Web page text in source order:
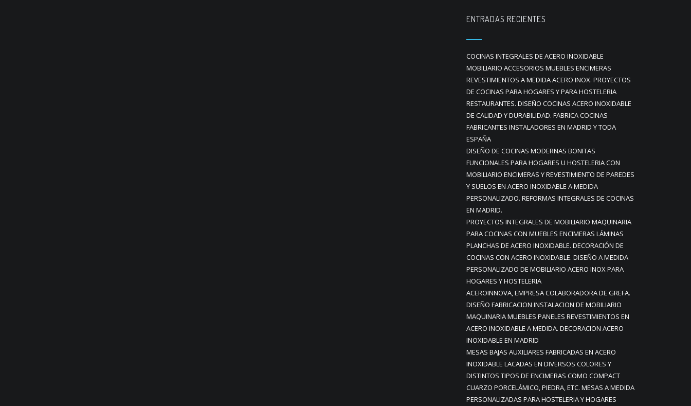
ENTRADAS RECIENTES
COCINAS INTEGRALES DE ACERO INOXIDABLE
MOBILIARIO ACCESORIOS MUEBLES ENCIMERAS
REVESTIMIENTOS A MEDIDA ACERO INOX. PROYECTOS
DE COCINAS PARA HOGARES Y PARA HOSTELERIA
RESTAURANTES. DISEÑO COCINAS ACERO INOXIDABLE
DE CALIDAD Y DURABILIDAD. FABRICA COCINAS
FABRICANTES INSTALADORES EN MADRID Y TODA
ESPAÑA
DISEÑO DE COCINAS MODERNAS BONITAS
FUNCIONALES PARA HOGARES U HOSTELERIA CON
MOBILIARIO ENCIMERAS Y REVESTIMIENTO DE PAREDES
Y SUELOS EN ACERO INOXIDABLE A MEDIDA
PERSONALIZADO. REFORMAS INTEGRALES DE COCINAS
EN MADRID.
PROYECTOS INTEGRALES DE MOBILIARIO MAQUINARIA
PARA COCINAS CON MUEBLES ENCIMERAS LÁMINAS
PLANCHAS DE ACERO INOXIDABLE. DECORACIÓN DE
COCINAS CON ACERO INOXIDABLE. DISEÑO A MEDIDA
PERSONALIZADO DE MOBILIARIO ACERO INOX PARA
HOGARES Y HOSTELERIA
ACEROINNOVA, EMPRESA COLABORADORA DE GREFA.
DISEÑO FABRICACION INSTALACION DE MOBILIARIO
MAQUINARIA MUEBLES PANELES REVESTIMIENTOS EN
ACERO INOXIDABLE A MEDIDA. DECORACION ACERO
INOXIDABLE EN MADRID
MESAS BAJAS AUXILIARES FABRICADAS EN ACERO
INOXIDABLE LACADAS EN DIVERSOS COLORES Y
DISTINTOS TIPOS DE ENCIMERAS COMO COMPACT
CUARZO PORCELÁMICO, PIEDRA, ETC. MESAS A MEDIDA
PERSONALIZADAS PARA HOSTELERIA Y HOGARES